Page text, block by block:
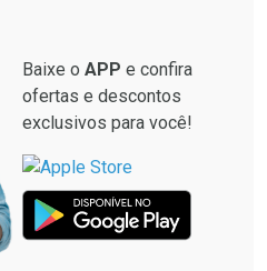
Baixe o APP e confira
ofertas e descontos
exclusivos para você!